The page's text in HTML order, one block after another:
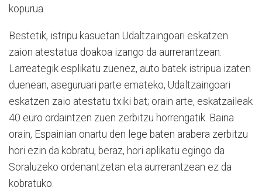
kopurua.
Bestetik, istripu kasuetan Udaltzaingoari eskatzen
zaion atestatua doakoa izango da aurrerantzean.
Larreategik esplikatu zuenez, auto batek istripua izaten
duenean, aseguruari parte emateko, Udaltzaingoari
eskatzen zaio atestatu txiki bat; orain arte, eskatzaileak
40 euro ordaintzen zuen zerbitzu horrengatik. Baina
orain, Espainian onartu den lege baten arabera zerbitzu
hori ezin da kobratu, beraz, hori aplikatu egingo da
Soraluzeko ordenantzetan eta aurrerantzean ez da
kobratuko.